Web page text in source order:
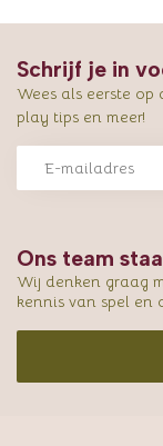
Ons team
Wij denken graag
kennis van spel en
Schrijf je in
Wees als eerste
play tips en meer!